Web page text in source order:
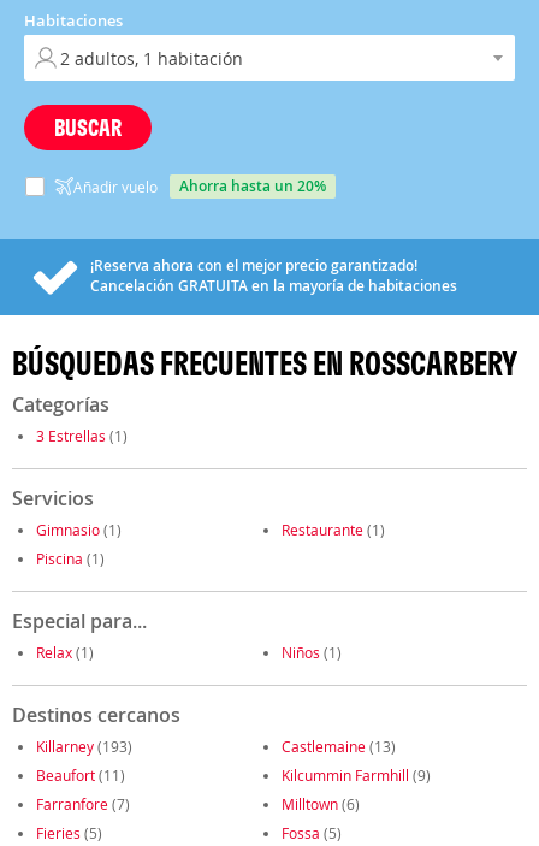
Habitaciones
BUSCAR
Añadir vuelo ahorra hasta un 20%
¡Reserva ahora con el mejor precio garantizado!
Cancelación GRATUITAen la mayoría de habitaciones
BÚSQUEDAS FRECUENTES EN ROSSCARBERY
Categorías
3 Estrellas (1)
Servicios
Gimnasio(1) Restaurante(1)
Piscina (1)
Especial para...
Relax(1) Niños (1)
Destinos cercanos
Killarney(193) Castlemaine(13)
Beaufort(11) Kilcummin Farmhill (9)
Farranfore(7) Milltown(6)
Fieries (5) Fossa (5)